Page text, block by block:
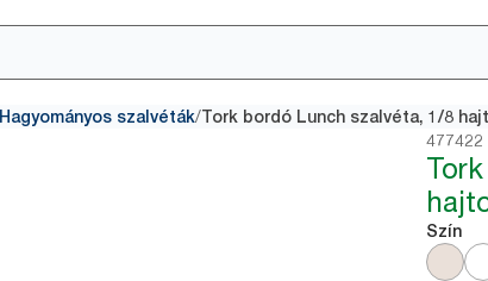
Hagyományos szalvéták/Tork bordó Lunch szalvéta, 1/8
477422
Szín